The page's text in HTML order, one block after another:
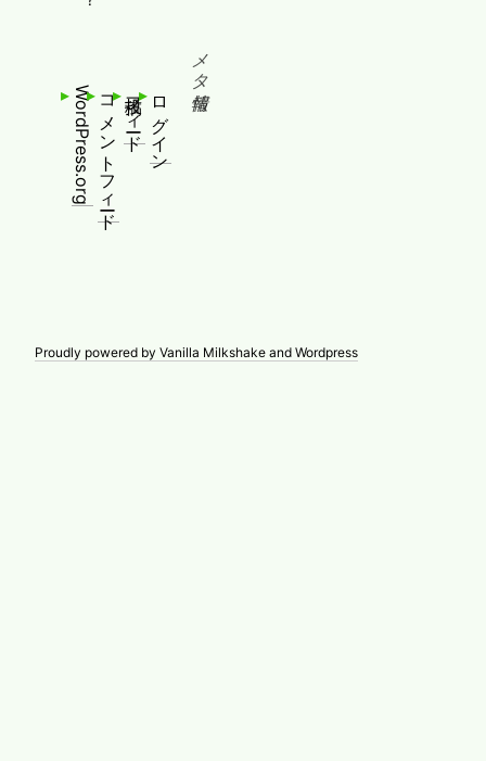
メタ情報
ログイン
投稿フィード
コメントフィード
WordPress.org
Proudly powered by Vanilla Milkshake and Wordpress